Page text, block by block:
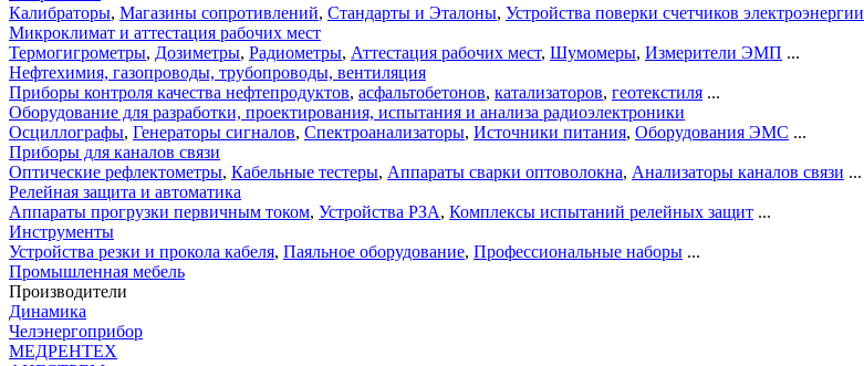
Калибраторы, Магазины сопротивлений, Стандарты и Эталоны, Устройства поверки счетчиков электроэнергии
Микроклимат и аттестация рабочих мест
Термогигрометры, Дозиметры, Радиометры, Аттестация рабочих мест, Шумомеры, Измерители ЭМП ...
Нефтехимия, газопроводы, трубопроводы, вентиляция
Приборы контроля качества нефтепродуктов, асфальтобетонов, катализаторов, геотекстиля ...
Оборудование для разработки, проектирования, испытания и анализа радиоэлектроники
Осциллографы, Генераторы сигналов, Спектроанализаторы, Источники питания, Оборудования ЭМС ...
Приборы для каналов связи
Оптические рефлектометры, Кабельные тестеры, Аппараты сварки оптоволокна, Анализаторы каналов связи ...
Релейная защита и автоматика
Аппараты прогрузки первичным током, Устройства РЗА, Комплексы испытаний релейных защит ...
Инструменты
Устройства резки и прокола кабеля, Паяльное оборудование, Профессиональные наборы ...
Промышленная мебель
Производители
Динамика
Челэнергоприбор
МЕДРЕНТЕХ